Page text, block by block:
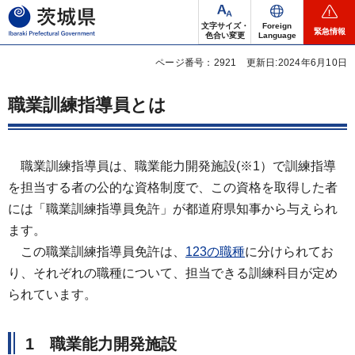
茨城県
文字サイズ・
色合い変更
Foreign
Language
緊急情報
ページ番号：2921 更新日:2024年6月10日
職業訓練指導員とは
職業訓練指導員は、職業能力開発施設(※1）で訓練指導
を担当する者の公的な資格制度で、この資格を取得した者
には「職業訓練指導員免許」が都道府県知事から与えられ
ます。
この職業訓練指導員免許は、 123の職種に分けられてお
り、それぞれの職種について、担当できる訓練科目が定め
られています。
1 職業能力開発施設